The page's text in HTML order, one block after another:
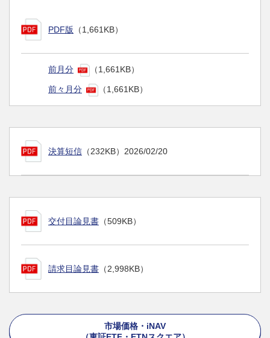
PDF版 （1,661KB）
前月分 （1,661KB）
前々月分 （1,661KB）
決算短信 （232KB） 2026/02/20
交付目論見書 （509KB）
請求目論見書 （2,998KB）
市場価格・iNAV